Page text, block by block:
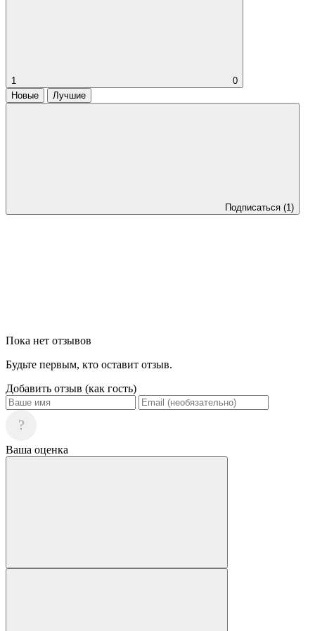
1
0
Новые
Лучшие
Подписаться (1)
Пока нет отзывов
Будьте первым, кто оставит отзыв.
Добавить отзыв (как гость)
?
Ваша оценка